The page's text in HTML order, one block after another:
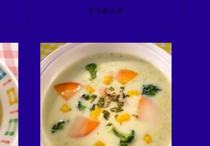
そうめん汁